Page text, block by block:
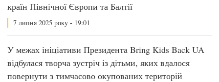
країн Північної Європи та Балтії
7 липня 2025 року - 19:01
У межах ініціативи Президента Bring Kids Back UA
відбулася творча зустріч із дітьми, яких вдалося
повернути з тимчасово окупованих територій